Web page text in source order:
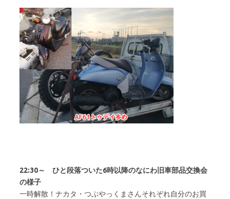
22:30～ ひと段落ついた6時以降のなにわ旧車部品交換会
の様子
一時解散！ナカタ・つぶやっくまさんそれぞれ自分のお買